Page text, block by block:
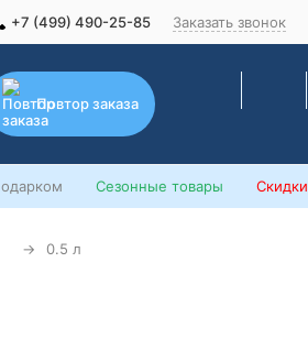
+7 (499) 490-25-85 Заказать звонок
Повтор заказа
Сезонные товары Скидки
0.5 л